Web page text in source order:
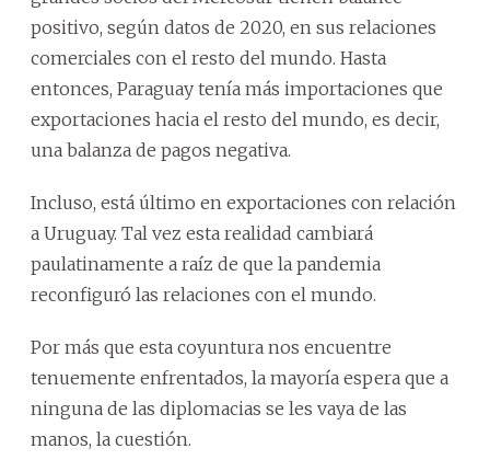
positivo, según datos de 2020, en sus relaciones
comerciales con el resto del mundo. Hasta
entonces, Paraguay tenía más importaciones que
exportaciones hacia el resto del mundo, es decir,
una balanza de pagos negativa.
Incluso, está último en exportaciones con relación
a Uruguay. Tal vez esta realidad cambiará
paulatinamente a raíz de que la pandemia
reconfiguró las relaciones con el mundo.
Por más que esta coyuntura nos encuentre
tenuemente enfrentados, la mayoría espera que a
ninguna de las diplomacias se les vaya de las
manos, la cuestión.